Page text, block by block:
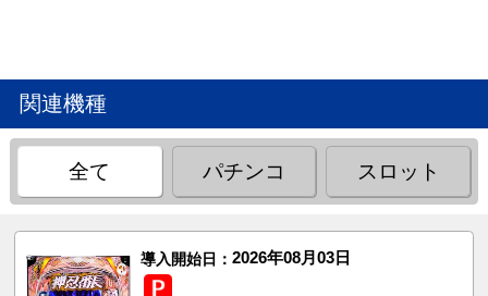
関連機種
全て パチンコ スロット
導入開始日： 2026年08月03日